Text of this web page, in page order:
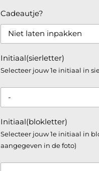
Cadeautje?
Initiaal(sierletter)
Selecteer jouw 1e initiaal in
Initiaal(blokletter)
Selecteer jouw 1e initiaal in
aangegeven in de foto)